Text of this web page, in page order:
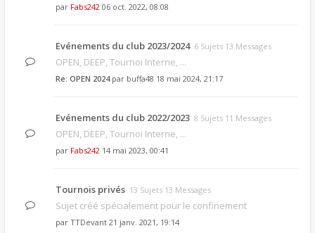
par Fabs242 06 oct. 2022, 08:08
Evénements du club 2023/2024 6 Sujets 13 Messages
OPEN, DEEP, Tournoi Interne, ...
Re: OPEN 2024par buffa48 18 mai 2024, 21:17
Evénements du club 2022/2023 8 Sujets 11 Messages
OPEN, DEEP, Tournoi Interne, ...
par Fabs242 14 mai 2023, 00:41
Tournois privés 13 Sujets 13 Messages
Sujet créé spécialement pour le confinement
par TTDevant 21 janv. 2021, 19:14